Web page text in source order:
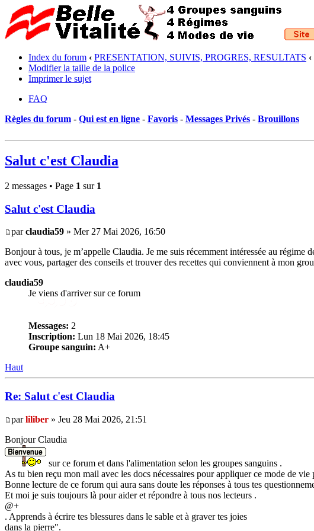
Index du forum ‹ PRESENTATION, SUIVIS, PROGRES, RESULTATS ‹
Modifier la taille de la police
Imprimer le sujet
FAQ
Règles du forum - Qui est en ligne - Favoris - Messages Privés - Brouillons
Salut c'est Claudia
2 messages • Page 1 sur 1
Salut c'est Claudia
parclaudia59 » Mer 27 Mai 2026, 16:50
Bonjour à tous, je m’appelle Claudia. Je me suis récemment intéressée au régime
avec vous, partager des conseils et trouver des recettes qui conviennent à mon
claudia59
Je viens d'arriver sur ce forum
Messages: 2
Inscription: Lun 18 Mai 2026, 18:45
Groupe sanguin: A+
Haut
Re: Salut c'est Claudia
parliliber » Jeu 28 Mai 2026, 21:51
Bonjour Claudia
sur ce forum et dans l'alimentation selon les groupes sanguins .
As tu bien reçu mon mail avec les docs nécessaires pour appliquer ce mode de vie
Bonne lecture de ce forum qui aura sans doute les réponses à tous tes
Et moi je suis toujours là pour aider et répondre à tous nos lecteurs .
@+
. Apprends à écrire tes blessures dans le sable et à graver tes joies
dans la pierre".